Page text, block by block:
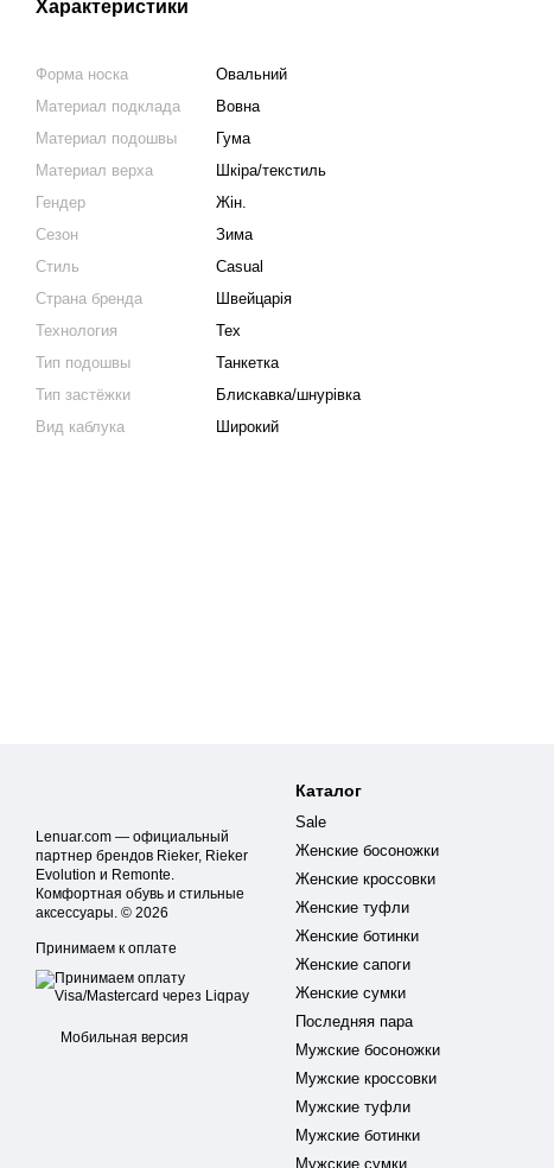
Характеристики
Форма носка
Овальний
Материал подклада
Вовна
Материал подошвы
Гума
Материал верха
Шкіра/текстиль
Гендер
Жін.
Сезон
Зима
Стиль
Casual
Страна бренда
Швейцарія
Технология
Tex
Тип подошвы
Танкетка
Тип застёжки
Блискавка/шнурівка
Вид каблука
Широкий
Lenuar.com — официальный
партнер брендов Rieker, Rieker
Evolution и Remonte.
Комфортная обувь и стильные
аксессуары. © 2026
Принимаем к оплате
Мобильная версия
Каталог
Sale
Женские босоножки
Женские кроссовки
Женские туфли
Женские ботинки
Женские сапоги
Женские сумки
Последняя пара
Мужские босоножки
Мужские кроссовки
Мужские туфли
Мужские ботинки
Мужские сумки